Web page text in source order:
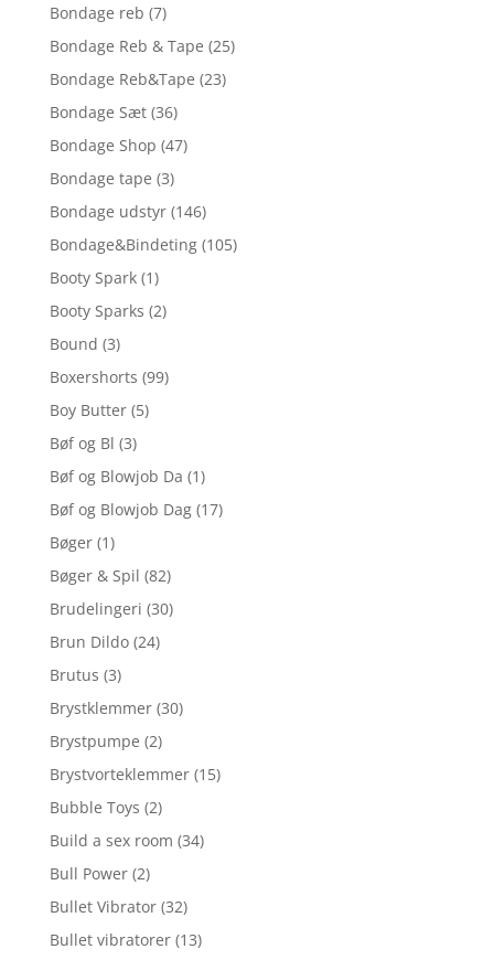
Bondage reb (7)
Bondage Reb & Tape (25)
Bondage Reb&Tape (23)
Bondage Sæt (36)
Bondage Shop (47)
Bondage tape (3)
Bondage udstyr (146)
Bondage&Bindeting (105)
Booty Spark (1)
Booty Sparks (2)
Bound (3)
Boxershorts (99)
Boy Butter (5)
Bøf og Bl (3)
Bøf og Blowjob Da (1)
Bøf og Blowjob Dag (17)
Bøger (1)
Bøger & Spil (82)
Brudelingeri (30)
Brun Dildo (24)
Brutus (3)
Brystklemmer (30)
Brystpumpe (2)
Brystvorteklemmer (15)
Bubble Toys (2)
Build a sex room (34)
Bull Power (2)
Bullet Vibrator (32)
Bullet vibratorer (13)